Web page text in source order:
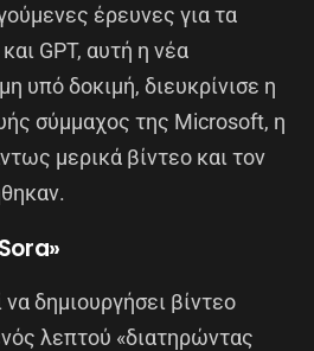
έρευνες για τα
GPT, αυτή η νέα
υπό δοκιμή, διευκρίνισε η
σύμμαχος της Microsoft, η
μερικά βίντεο και τον
δημιουργήσει βίντεο
λεπτού «διατηρώντας